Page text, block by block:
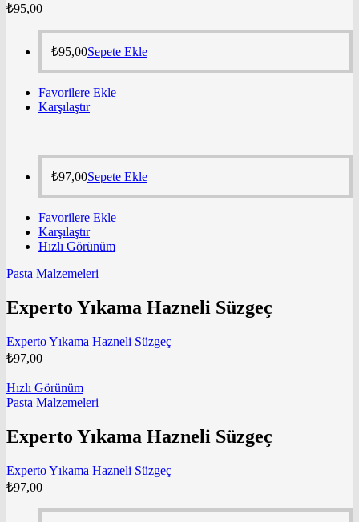
₺95,00
₺95,00Sepete Ekle
Favorilere Ekle
Karşılaştır
₺97,00Sepete Ekle
Favorilere Ekle
Karşılaştır
Hızlı Görünüm
Pasta Malzemeleri
Experto Yıkama Hazneli Süzgeç
Experto Yıkama Hazneli Süzgeç
₺97,00
Hızlı Görünüm
Pasta Malzemeleri
Experto Yıkama Hazneli Süzgeç
Experto Yıkama Hazneli Süzgeç
₺97,00